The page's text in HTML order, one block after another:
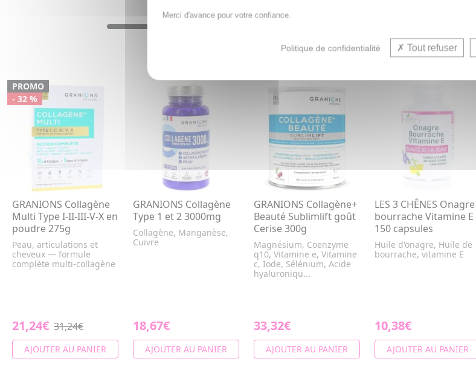
VOUS AIMEREZ AUSSI...
PROMO
- 32 %
GRANIONS Collagène
Multi Type I-II-III-V-X en
poudre 275g
Peau, articulations et
cheveux — formule
complète multi-collagène
21,24€ 31,24€
AJOUTER AU PANIER
GRANIONS Collagène
Type 1 et 2 3000mg
Collagène, Manganèse,
Cuivre
18,67€
AJOUTER AU PANIER
GRANIONS Collagène+
Beauté Sublimlift goût
Cerise 300g
Magnésium, Coenzyme
q10, Vitamine e, Vitamine
c, Iode, Sélénium, Acide
hyaluroniqu...
33,32€
AJOUTER AU PANIER
LES 3 CHÊNES Onagre
bourrache Vitamine E
150 capsules
Huile d'onagre, Huile de
bourrache, vitamine E
10,38€
AJOUTER AU PANIER
Merci d'avance pour votre confiance.
Politique de confidentialité Tout refuser